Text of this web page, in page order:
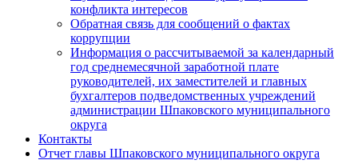
конфликта интересов
Обратная связь для сообщений о фактах
коррупции
Информация о рассчитываемой за календарный
год среднемесячной заработной плате
руководителей, их заместителей и главных
бухгалтеров подведомственных учреждений
администрации Шпаковского муниципального
округа
Контакты
Отчет главы Шпаковского муниципального округа